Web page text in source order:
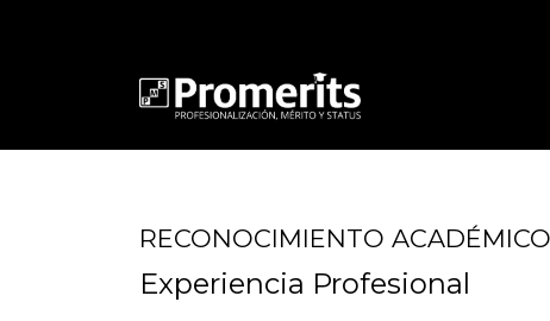
RECONOCIMIENTO
Experiencia Profesional